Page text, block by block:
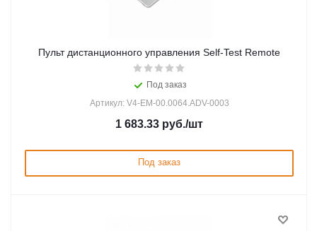
Пульт дистанционного управления Self-Test Remote
Под заказ
Артикул: V4-EM-00.0064.ADV-0003
1 683.33 руб./шт
Под заказ